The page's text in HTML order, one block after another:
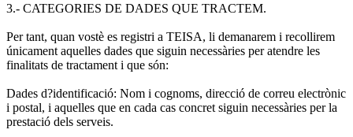
3.- CATEGORIES DE DADES QUE TRACTEM.
Per tant, quan vostè es registri a TEISA, li demanarem i recollirem
únicament aquelles dades que siguin necessàries per atendre les
finalitats de tractament i que són:
Dades d?identificació: Nom i cognoms, direcció de correu electrònic
i postal, i aquelles que en cada cas concret siguin necessàries per la
prestació dels serveis.